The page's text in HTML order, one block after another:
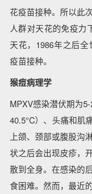
花疫苗接种。所以此
人群对天花的免疫力
天花，1986年之后
疫苗接种。
猴痘病理学
MPXV感染潜伏期为
40.5°C）、头痛和肌
上颌、颈部或腹股沟
状之后会出现皮疹，
散到全身。在感染的
食困难。然而，最近